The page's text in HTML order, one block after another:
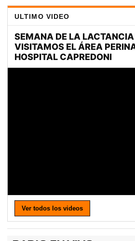
ULTIMO VIDEO
Ver todos los videos